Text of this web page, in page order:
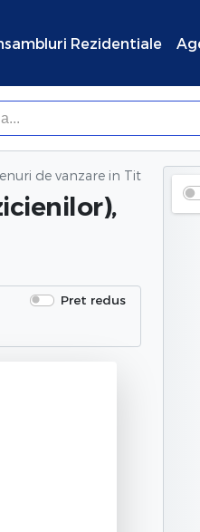
Rezidentiale
de vanzare in Titan
Pret redus